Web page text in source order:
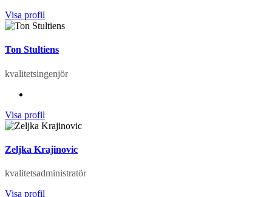
Visa profil
Ton Stultiens
kvalitetsingenjör
Visa profil
Zeljka Krajinovic
kvalitets­administratör
Visa profil